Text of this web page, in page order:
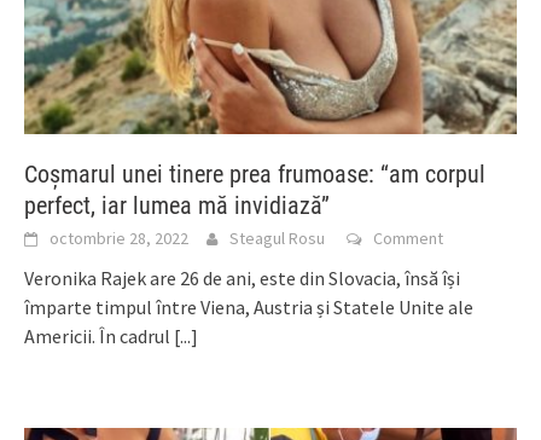
Coșmarul unei tinere prea frumoase: “am corpul
perfect, iar lumea mă invidiază”
octombrie 28, 2022 Steagul Rosu Comment
Veronika Rajek are 26 de ani, este din Slovacia, însă își
împarte timpul între Viena, Austria și Statele Unite ale
Americii. În cadrul [...]